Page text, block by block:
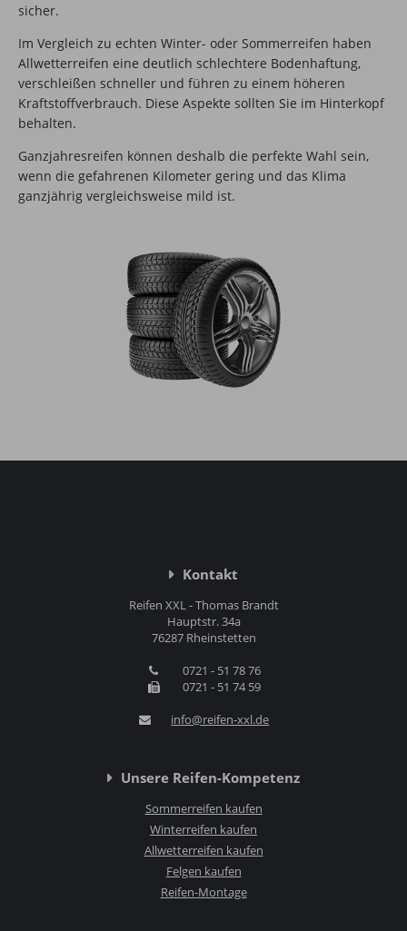
sicher.
Im Vergleich zu echten Winter- oder Sommerreifen haben
Allwetterreifen eine deutlich schlechtere Bodenhaftung,
verschleißen schneller und führen zu einem höheren
Kraftstoffverbrauch. Diese Aspekte sollten Sie im Hinterkopf
behalten.
Ganzjahresreifen können deshalb die perfekte Wahl sein,
wenn die gefahrenen Kilometer gering und das Klima
ganzjährig vergleichsweise mild ist.
Kontakt
Reifen XXL - Thomas Brandt
Hauptstr. 34a
76287 Rheinstetten
0721 - 51 78 76
0721 - 51 74 59
info@reifen-xxl.de
Unsere Reifen-Kompetenz
Sommerreifen kaufen
Winterreifen kaufen
Allwetterreifen kaufen
Felgen kaufen
Reifen-Montage